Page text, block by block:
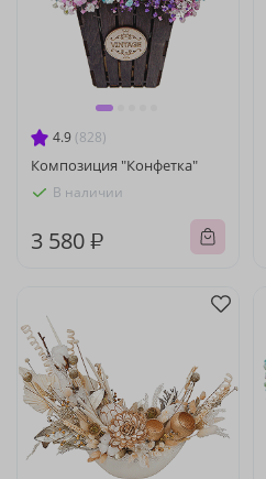
4.9 (828)
Композиция "Конфетка"
В наличии
3 580 ₽